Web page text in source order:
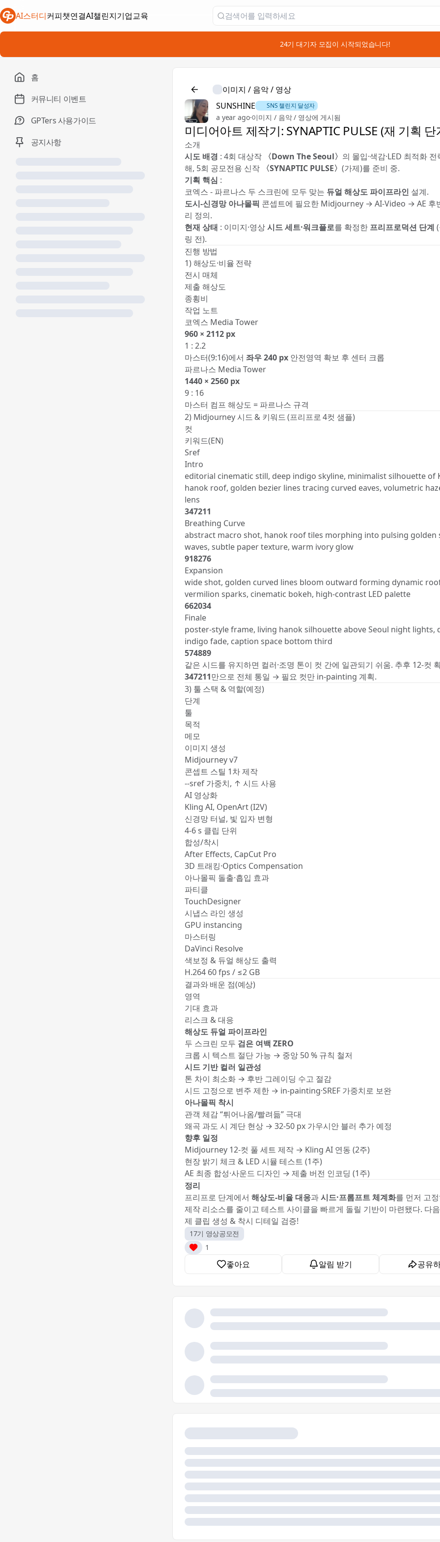
AI스터디커피챗연결
새 탭에서 열림AI챌린지
새 탭에서 열림
기업교육
새 탭에서 열림
📣 24기 대기자 모집이 시작되었습니다!
홈
커뮤니티 이벤트
GPTers 사용가이드
공지사항
이미지 / 음악 / 영상
SUNSHINE
🚀 SNS 챌린지 달성자
a year ago·이미지 / 음악 / 영상에 게시됨
미디어아트 제작기: SYNAPTIC PULSE (재 기획 단
소개
시도 배경 : 4회 대상작 〈Down The Seoul〉 의 몰입·색감·LED 최적화
해, 5회 공모전용 신작
〈SYNAPTIC PULSE〉 (가제)를 준비 중.
기획 핵심 :
코엑스 - 파르나스 두 스크린에 모두 맞는 듀얼 해상도 파이프라인 설계.
도시-신경망 아나몰픽 콘셉트에 필요한 Midjourney → AI-Video → AE 후
리 정의.
현재 상태 : 이미지·영상시드 세트·워크플로를 확정한 프리프로덕션 단계
링 전).
진행 방법
1) 해상도·비율 전략
전시 매체
제출 해상도
종횡비
작업 노트
코엑스 Media Tower
960 × 2112 px
1 : 2.2
마스터(9:16)에서 좌우 240 px 안전영역 확보 후 센터 크롭
파르나스 Media Tower
1440 × 2560 px
9 : 16
마스터 컴프 해상도 = 파르나스 규격
2) Midjourney 시드 & 키워드 (프리프로 4컷 샘플)
컷
키워드(EN)
Sref
Intro
editorial cinematic still, deep indigo skyline, minimalist silhouette of
hanok roof, golden bezier lines tracing curved eaves, volumetric
lens
347211
Breathing Curve
abstract macro shot, hanok roof tiles morphing into pulsing golden
waves, subtle paper texture, warm ivory glow
918276
Expansion
wide shot, golden curved lines bloom outward forming dynamic
vermilion sparks, cinematic bokeh, high-contrast LED palette
662034
Finale
poster-style frame, living hanok silhouette above Seoul night lights,
indigo fade, caption space bottom third
574889
같은 시드를 유지하면 컬러·조명 톤이 컷 간에 일관되기 쉬움. 추후 12-컷
347211만으로 전체 통일 → 필요 컷만 in-painting 계획.
3) 툴 스택 & 역할(예정)
단계
툴
목적
메모
이미지 생성
Midjourney v7
콘셉트 스틸 1차 제작
--sref 가중치, ↑ 시드 사용
AI 영상화
Kling AI, OpenArt (I2V)
신경망 터널, 빛 입자 변형
4-6 s 클립 단위
합성/착시
After Effects, CapCut Pro
3D 트래킹·Optics Compensation
아나몰픽 돌출·흡입 효과
파티클
TouchDesigner
시냅스 라인 생성
GPU instancing
마스터링
DaVinci Resolve
색보정 & 듀얼 해상도 출력
H.264 60 fps / ≤2 GB
결과와 배운 점(예상)
영역
기대 효과
리스크 & 대응
해상도 듀얼 파이프라인
두 스크린 모두 검은 여백 ZERO
크롭 시 텍스트 절단 가능 → 중앙 50 % 규칙 철저
시드 기반 컬러 일관성
톤 차이 최소화 → 후반 그레이딩 수고 절감
시드 고정으로 변주 제한 → in-painting·SREF 가중치로 보완
아나몰픽 착시
관객 체감 “튀어나옴/빨려듦” 극대
왜곡 과도 시 계단 현상 → 32-50 px 가우시안 블러 추가 예정
향후 일정
Midjourney 12-컷 풀 세트 제작 → Kling AI 연동 (2주)
현장 밝기 체크 & LED 시뮬 테스트 (1주)
AE 최종 합성·사운드 디자인 → 제출 버전 인코딩 (1주)
정리
프리프로 단계에서 해상도-비율 대응과시드·프롬프트 체계화를 먼저 고
제작 리소스를 줄이고 테스트 사이클을 빠르게 돌릴 기반이 마련됐다. 다
제 클립 생성 & 착시 디테일 검증!
17기 영상공모전
1
좋아요 알림 받기 공유